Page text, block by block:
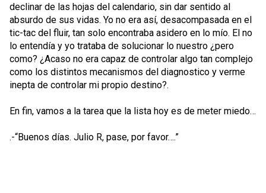
declinar de las hojas del calendario, sin dar sentido al
absurdo de sus vidas. Yo no era así, desacompasada en el
tic-tac del fluir, tan solo encontraba asidero en lo mío. El no
lo entendía y yo trataba de solucionar lo nuestro ¿pero
como? ¿Acaso no era capaz de controlar algo tan complejo
como los distintos mecanismos del diagnostico y verme
inepta de controlar mi propio destino?.
En fin, vamos a la tarea que la lista hoy es de meter miedo…
.-“Buenos días. Julio R, pase, por favor….”